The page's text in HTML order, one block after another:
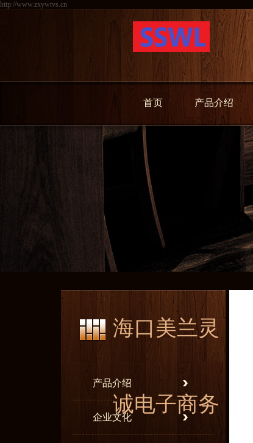
http://www.zxywtvs.cn
首页 产品介绍
海口美兰灵
诚电子商务
产品介绍
企业文化